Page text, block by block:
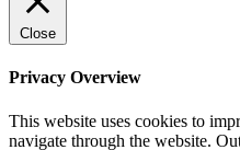
Close
Privacy Overview
This website uses cookies to
navigate through the website.